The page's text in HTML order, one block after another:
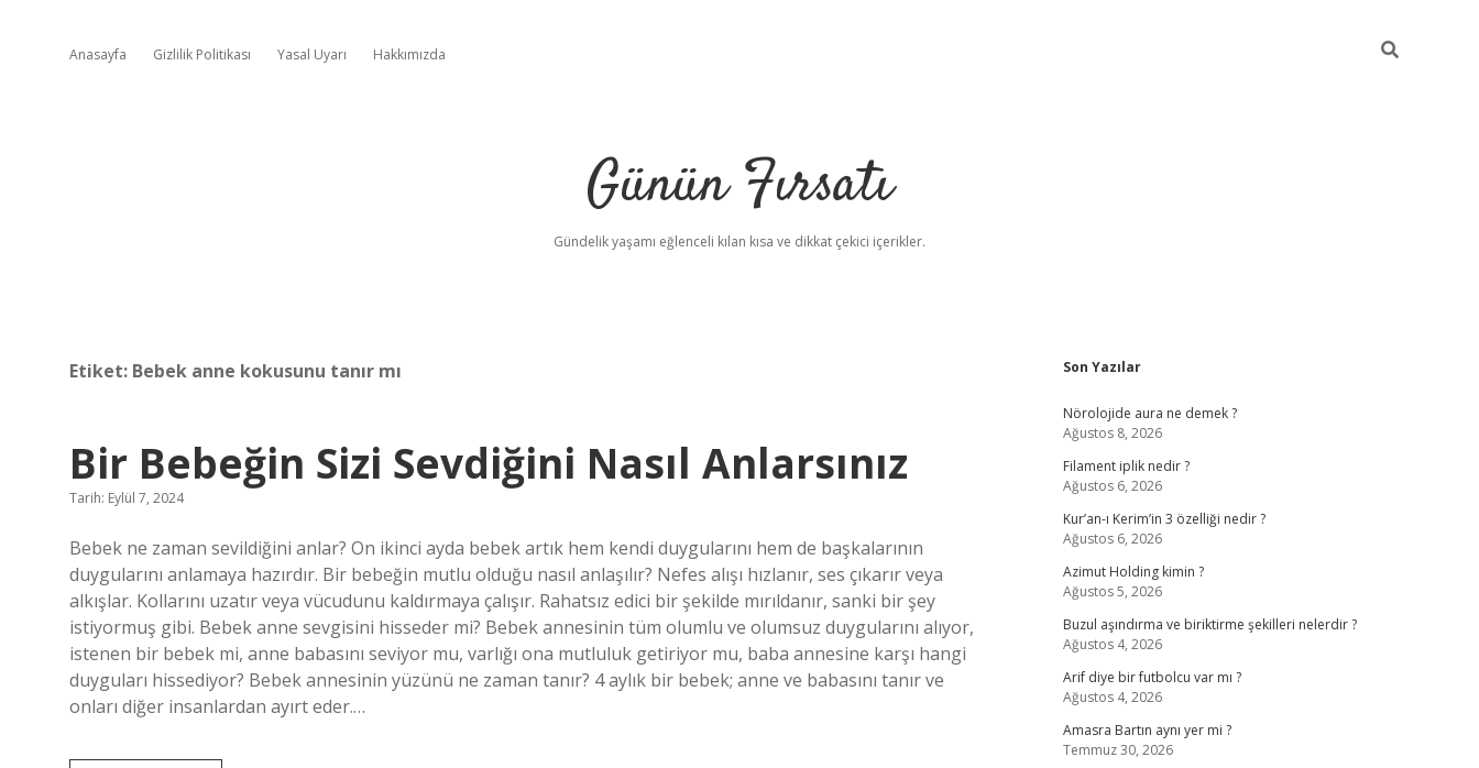
Anasayfa Gizlilik Politikası Yasal Uyarı Hakkımızda
Günün Fırsatı
Gündelik yaşamı eğlenceli kılan kısa ve dikkat çekici içerikler.
Etiket: Bebek anne kokusunu tanır mı
Bir Bebeğin Sizi Sevdiğini Nasıl Anlarsınız
Tarih: Eylül 7, 2024
Bebek ne zaman sevildiğini anlar? On ikinci ayda bebek artık hem kendi duygularını hem de başkalarının
duygularını anlamaya hazırdır. Bir bebeğin mutlu olduğu nasıl anlaşılır? Nefes alışı hızlanır, ses çıkarır veya
alkışlar. Kollarını uzatır veya vücudunu kaldırmaya çalışır. Rahatsız edici bir şekilde mırıldanır, sanki bir şey
istiyormuş gibi. Bebek anne sevgisini hisseder mi? Bebek annesinin tüm olumlu ve olumsuz duygularını alıyor,
istenen bir bebek mi, anne babasını seviyor mu, varlığı ona mutluluk getiriyor mu, baba annesine karşı hangi
duyguları hissediyor? Bebek annesinin yüzünü ne zaman tanır? 4 aylık bir bebek; anne ve babasını tanır ve
onları diğer insanlardan ayırt eder.…
Sidebar
Son Yazılar
Nörolojide aura ne demek ?
Ağustos 8, 2026
Filament iplik nedir ?
Ağustos 6, 2026
Kur’an-ı Kerim’in 3 özelliği nedir ?
Ağustos 6, 2026
Azimut Holding kimin ?
Ağustos 5, 2026
Buzul aşındırma ve biriktirme şekilleri nelerdir ?
Ağustos 4, 2026
Arif diye bir futbolcu var mı ?
Ağustos 4, 2026
Amasra Bartın aynı yer mi ?
Temmuz 30, 2026
vdcasino güncel giriş